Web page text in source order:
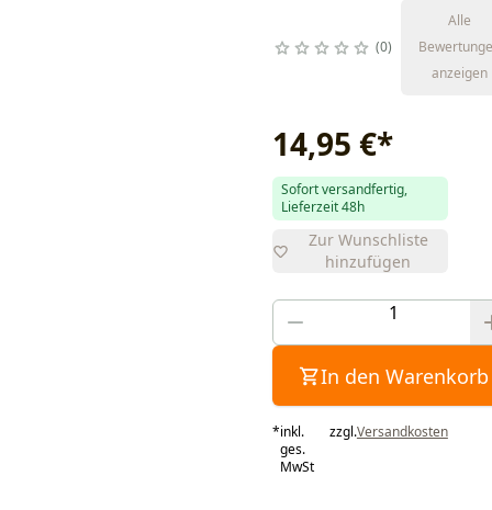
0
Alle
anzeigen
14,95 €*
Sofort versandfertig,
Lieferzeit 48h
Zur Wunschliste
hinzufügen
In den Warenkorb
*inkl.
ges.
MwSt
zzgl.Versandkosten